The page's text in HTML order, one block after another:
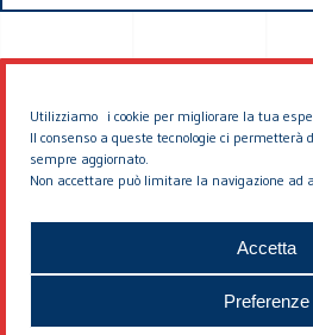
Utilizziamo i cookie per migliorare la tua
Il consenso a queste tecnologie ci permetterà
sempre aggiornato.
Non accettare può limitare la navigazione ad
Accetta
Preferenze
© 2026